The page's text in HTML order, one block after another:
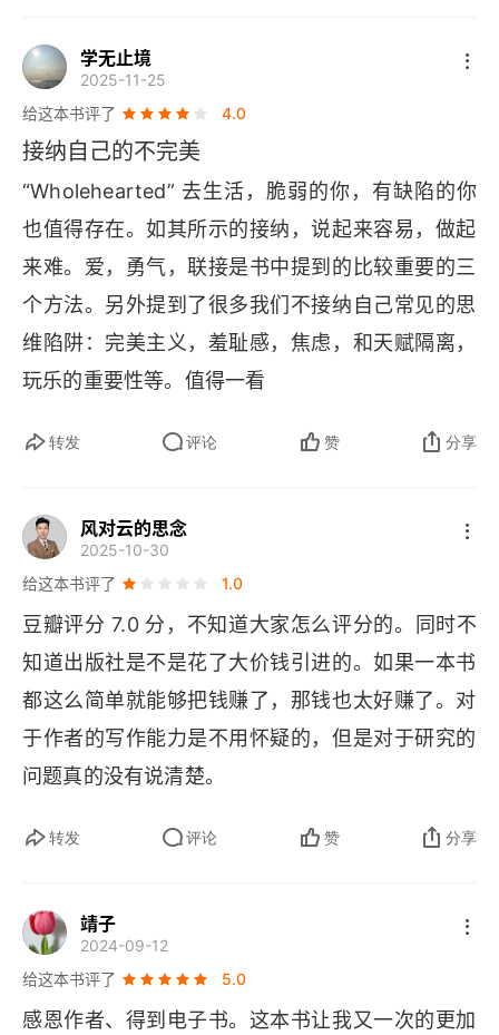
学无止境
2025-11-25
给这本书评了
4.0
接纳自己的不完美
“Wholehearted” 去生活，脆弱的你，有缺陷的你
也值得存在。如其所示的接纳，说起来容易，做起
来难。爱，勇气，联接是书中提到的比较重要的三
个方法。另外提到了很多我们不接纳自己常见的思
维陷阱：完美主义，羞耻感，焦虑，和天赋隔离，
玩乐的重要性等。值得一看
转发 评论 赞 分享
风对云的思念
2025-10-30
给这本书评了
1.0
豆瓣评分 7.0 分，不知道大家怎么评分的。同时不
知道出版社是不是花了大价钱引进的。如果一本书
都这么简单就能够把钱赚了，那钱也太好赚了。对
于作者的写作能力是不用怀疑的，但是对于研究的
问题真的没有说清楚。
转发 评论 赞 分享
靖子
2024-09-12
给这本书评了
5.0
感恩作者、得到电子书。这本书让我又一次的更加